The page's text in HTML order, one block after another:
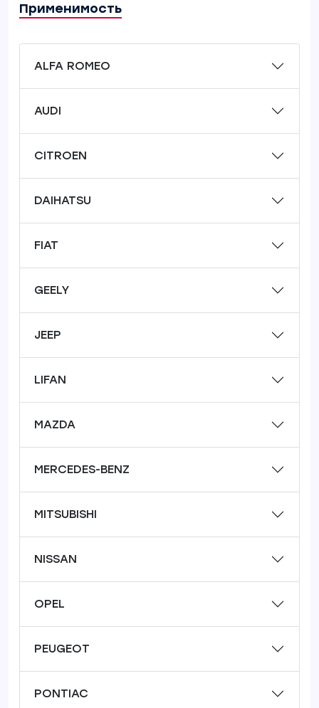
Применимость
ALFA ROMEO
AUDI
CITROEN
DAIHATSU
FIAT
GEELY
JEEP
LIFAN
MAZDA
MERCEDES-BENZ
MITSUBISHI
NISSAN
OPEL
PEUGEOT
PONTIAC